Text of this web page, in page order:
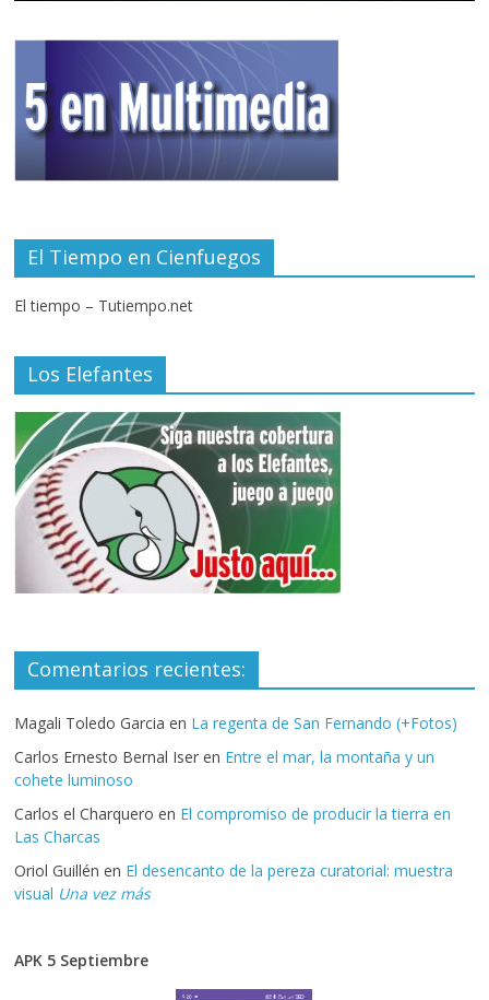
El Tiempo en Cienfuegos
El tiempo – Tutiempo.net
Los Elefantes
Comentarios recientes:
Magali Toledo Garcia en La regenta de San Fernando (+Fotos)
Carlos Ernesto Bernal Iser en Entre el mar, la montaña y un
cohete luminoso
Carlos el Charquero en El compromiso de producir la tierra en
Las Charcas
Oriol Guillén en El desencanto de la pereza curatorial: muestra
visual Una vez más
APK 5 Septiembre